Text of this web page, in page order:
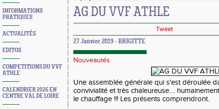
INFORMATIONS
PRATIQUES
ACTUALITÉS
EDITOS
COMPETITIONS DU VVF
ATHLE
CALENDRIER 2026 EN
CENTRE VAL DE LOIRE
AG DU VVF ATHLE
Tweet
27 Janvier 2019 - BRIGITTE
Nouveautés
Une assemblée générale qui s'est déroulée
convivialité et très chaleureuse....
le chauffage !!! Les présents comprendront.